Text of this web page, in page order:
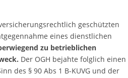
geschützten
eines dienstlichen
zu betrieblichen
Der OGH bejahte folglich einen
des § 90 Abs 1 B-KUVG und der